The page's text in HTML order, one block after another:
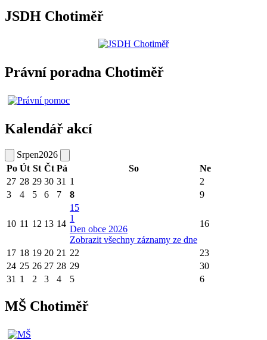
JSDH Chotiměř
Právní poradna Chotiměř
Kalendář akcí
Srpen2026
Po Út St Čt Pá So
Ne
27 28 29 30 31 1
2
3
4 5 6 7 8 9
10 11 12 13 14
15
1
Den obce 2026
Zobrazit všechny záznamy ze dne
16
17 18 19 20 21 22
23
24 25 26 27 28 29
30
31 1 2 3 4 5 6
MŠ Chotiměř